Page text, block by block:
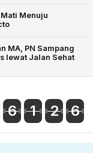
Menuju
MA, PN Sampang
lewat Jalan Sehat
6 1 2 6